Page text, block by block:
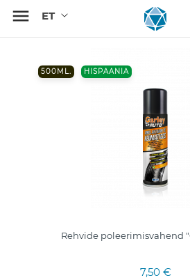

500ML. HISPAANIA
Rehvide poleerimisvahend
7,50 €